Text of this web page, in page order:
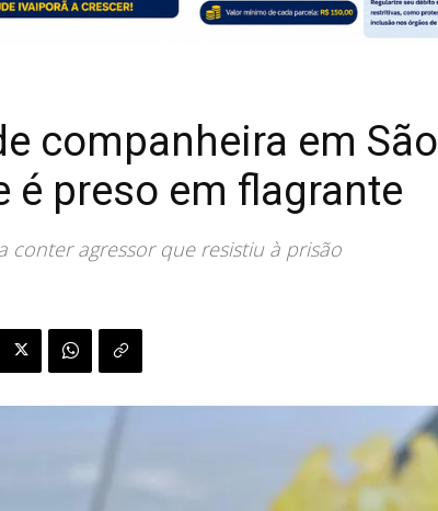
companheira em São
é preso em flagrante
conter agressor que resistiu à prisão